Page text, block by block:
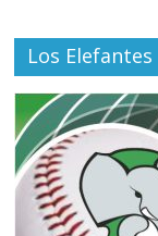
Los Elefantes